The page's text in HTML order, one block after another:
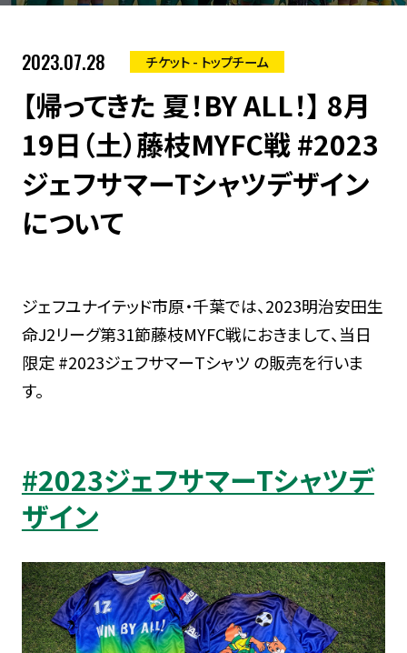
2023.07.28 チケット - トップチーム
【帰ってきた 夏！BY ALL！】 8月
19日（土）藤枝MYFC戦 #2023
ジェフサマーTシャツデザイン
について
ジェフユナイテッド市原・千葉では、2023明治安田生
命J2リーグ第31節藤枝MYFC戦におきまして、当日
限定 #2023ジェフサマーTシャツ の販売を行いま
す。
#2023ジェフサマーTシャツデ
ザイン